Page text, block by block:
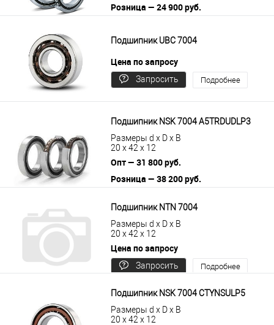
Розница — 24 900 руб.
Подшипник UBC 7004
Цена по запросу
Запросить
Подробнее
Подшипник NSK 7004 A5TRDUDLP3
Размеры d x D x B
20 x 42 x 12
Опт — 31 800 руб.
Розница — 38 200 руб.
Подшипник NTN 7004
Размеры d x D x B
20 x 42 x 12
Цена по запросу
Запросить
Подробнее
Подшипник NSK 7004 CTYNSULP5
Размеры d x D x B
20 x 42 x 12